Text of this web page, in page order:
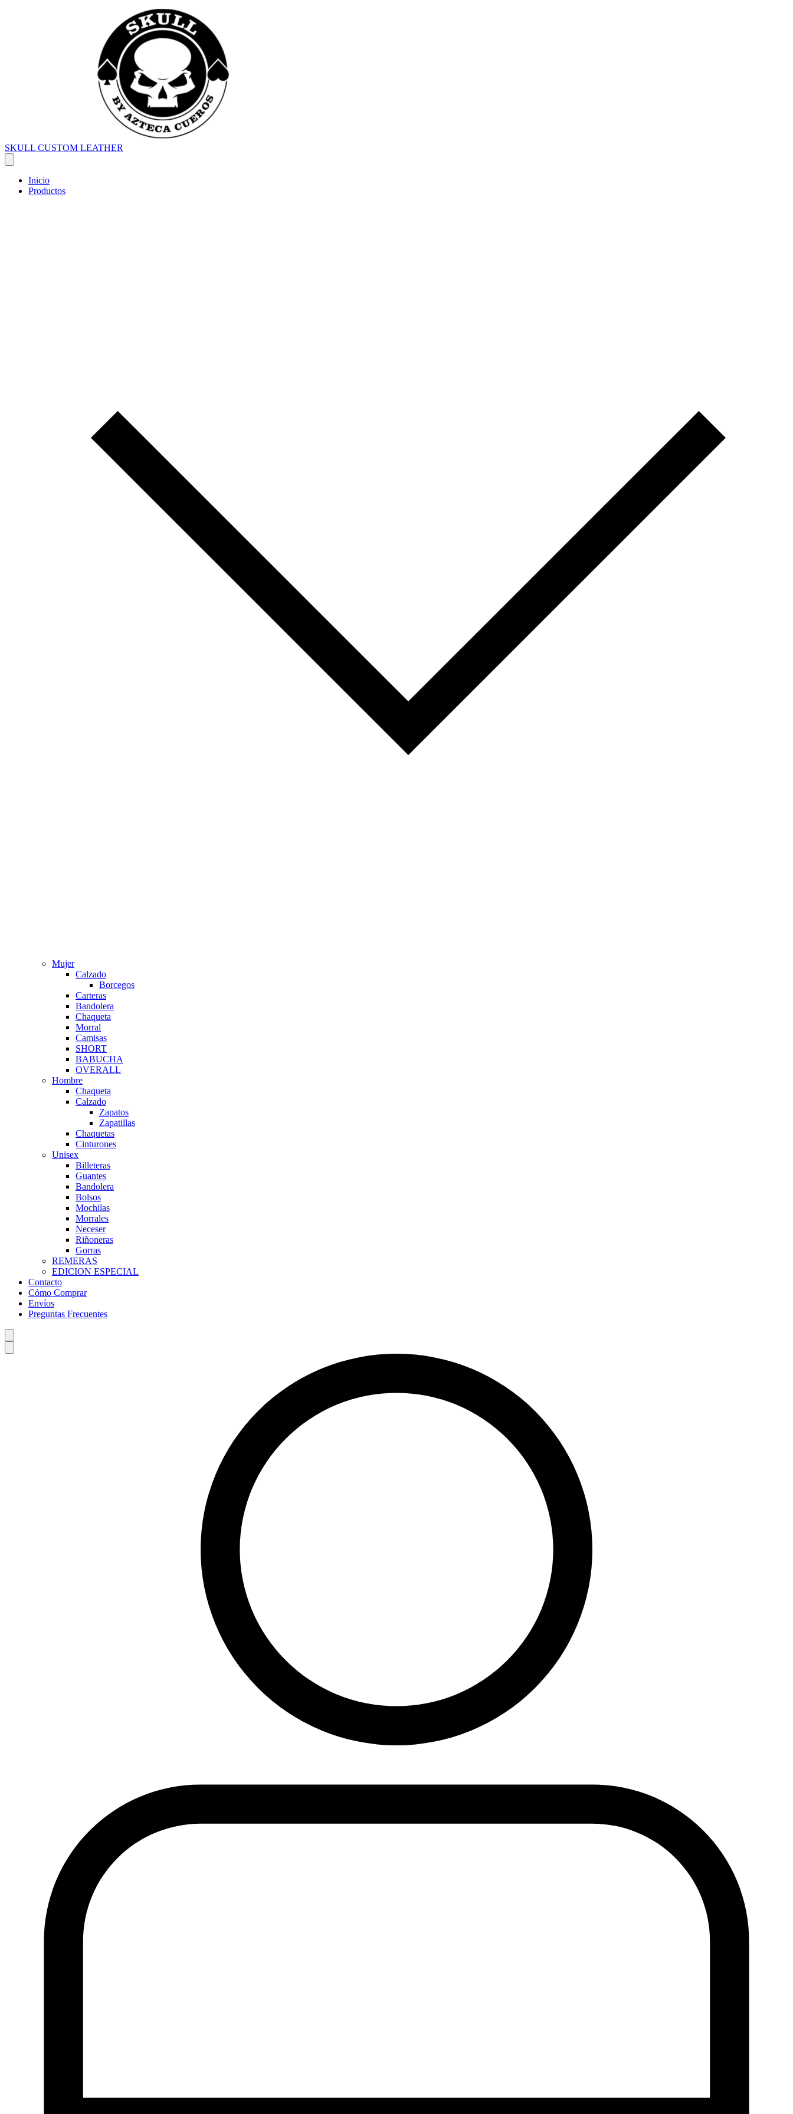
SKULL CUSTOM LEATHER
Inicio
Productos
Mujer
Calzado
Borcegos
Carteras
Bandolera
Chaqueta
Morral
Camisas
SHORT
BABUCHA
OVERALL
Hombre
Chaqueta
Calzado
Zapatos
Zapatillas
Chaquetas
Cinturones
Unisex
Billeteras
Guantes
Bandolera
Bolsos
Mochilas
Morrales
Neceser
Riñoneras
Gorras
REMERAS
EDICION ESPECIAL
Contacto
Cómo Comprar
Envíos
Preguntas Frecuentes